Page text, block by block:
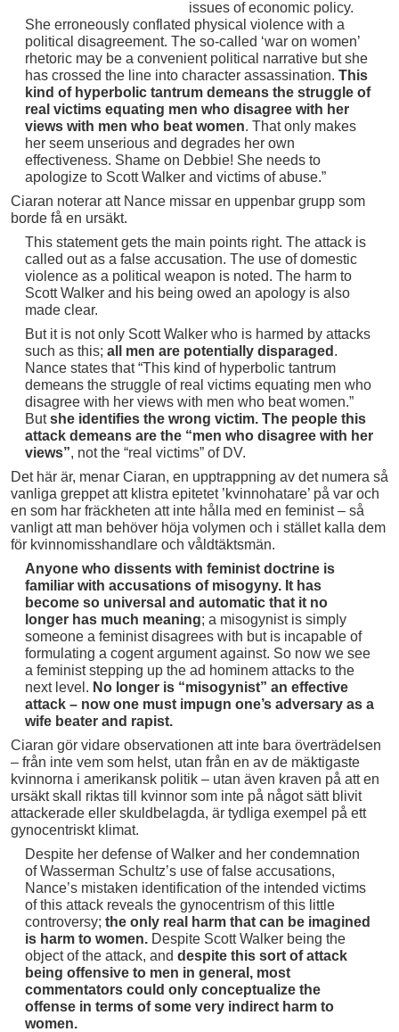
issues of economic policy.
She erroneously conflated physical violence with a
political disagreement. The so-called ‘war on women’
rhetoric may be a convenient political narrative but she
has crossed the line into character assassination. This
kind of hyperbolic tantrum demeans the struggle of
real victims equating men who disagree with her
views with men who beat women. That only makes
her seem unserious and degrades her own
effectiveness. Shame on Debbie! She needs to
apologize to Scott Walker and victims of abuse.”
Ciaran noterar att Nance missar en uppenbar grupp som
borde få en ursäkt.
This statement gets the main points right. The attack is
called out as a false accusation. The use of domestic
violence as a political weapon is noted. The harm to
Scott Walker and his being owed an apology is also
made clear.
But it is not only Scott Walker who is harmed by attacks
such as this; all men are potentially disparaged .
Nance states that “This kind of hyperbolic tantrum
demeans the struggle of real victims equating men who
disagree with her views with men who beat women.”
Butshe identifies the wrong victim. The people this
attack demeans are the “men who disagree with her
views”, not the “real victims” of DV.
Det här är, menar Ciaran, en upptrappning av det numera så
vanliga greppet att klistra epitetet ’kvinnohatare’ på var och
en som har fräckheten att inte hålla med en feminist – så
vanligt att man behöver höja volymen och i stället kalla dem
för kvinnomisshandlare och våldtäktsmän.
Anyone who dissents with feminist doctrine is
familiar with accusations of misogyny. It has
become so universal and automatic that it no
longer has much meaning; a misogynist is simply
someone a feminist disagrees with but is incapable of
formulating a cogent argument against. So now we see
a feminist stepping up the ad hominem attacks to the
next level. No longer is “misogynist” an effective
attack – now one must impugn one’s adversary as a
wife beater and rapist.
Ciaran gör vidare observationen att inte bara överträdelsen
– från inte vem som helst, utan från en av de mäktigaste
kvinnorna i amerikansk politik – utan även kraven på att en
ursäkt skall riktas till kvinnor som inte på något sätt blivit
attackerade eller skuldbelagda, är tydliga exempel på ett
gynocentriskt klimat.
Despite her defense of Walker and her condemnation
of Wasserman Schultz’s use of false accusations,
Nance’s mistaken identification of the intended victims
of this attack reveals the gynocentrism of this little
controversy; the only real harm that can be imagined
is harm to women.Despite Scott Walker being the
object of the attack, and despite this sort of attack
being offensive to men in general, most
commentators could only conceptualize the
offense in terms of some very indirect harm to
women.